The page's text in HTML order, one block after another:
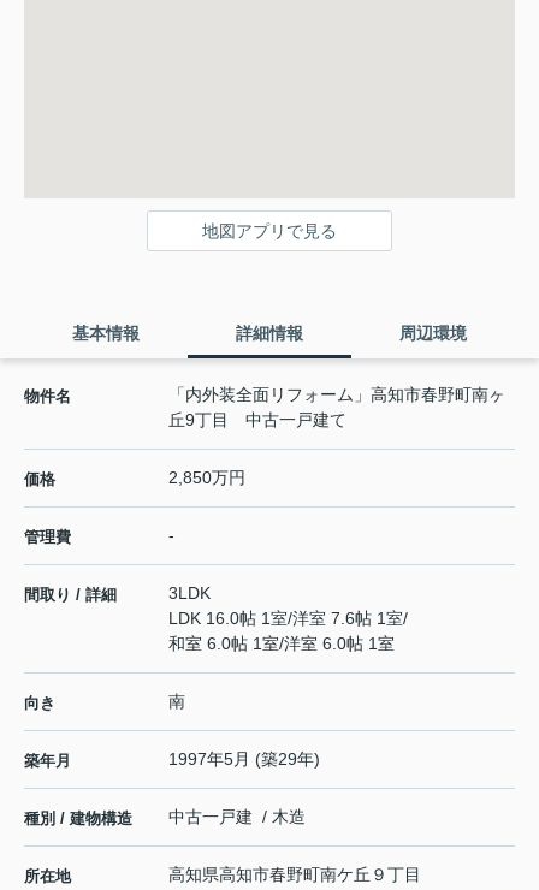
地図アプリで見る
基本情報 詳細情報 周辺環境
物件名
「内外装全面リフォーム」高知市春野町南ヶ
丘9丁目 中古一戸建て
価格 2,850万円
管理費 -
間取り / 詳細
3LDK
LDK 16.0帖 1室/洋室 7.6帖 1室/
和室 6.0帖 1室/洋室 6.0帖 1室
向き 南
築年月 1997年5月 (築29年)
種別 / 建物構造 中古一戸建 / 木造
所在地 高知県高知市春野町南ケ丘 ９丁目